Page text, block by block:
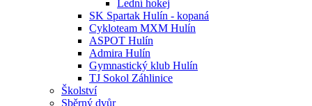
Lední hokej
SK Spartak Hulín - kopaná
Cykloteam MXM Hulín
ASPOT Hulín
Admira Hulín
Gymnastický klub Hulín
TJ Sokol Záhlinice
Školství
Sběrný dvůr